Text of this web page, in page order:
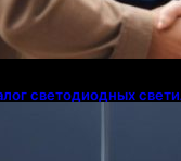
светодиодных